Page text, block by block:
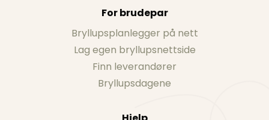
For brudepar
Bryllupsplanlegger på nett
Lag egen bryllupsnettside
Finn leverandører
Bryllupsdagene